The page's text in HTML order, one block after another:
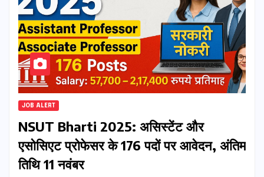
JOB ALERT
NSUT Bharti 2025: असिस्टेंट और
एसोसिएट प्रोफेसर के 176 पदों पर आवेदन, अंतिम
तिथि 11 नवंबर